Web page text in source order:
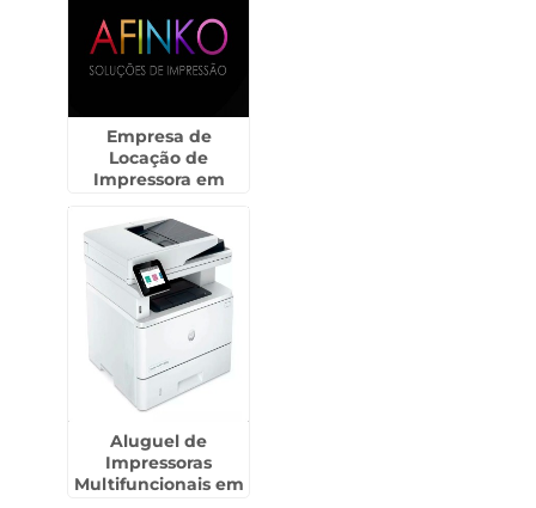
Empresa de
Locação de
Impressora em
Aluguel de
Impressoras
Multifuncionais em